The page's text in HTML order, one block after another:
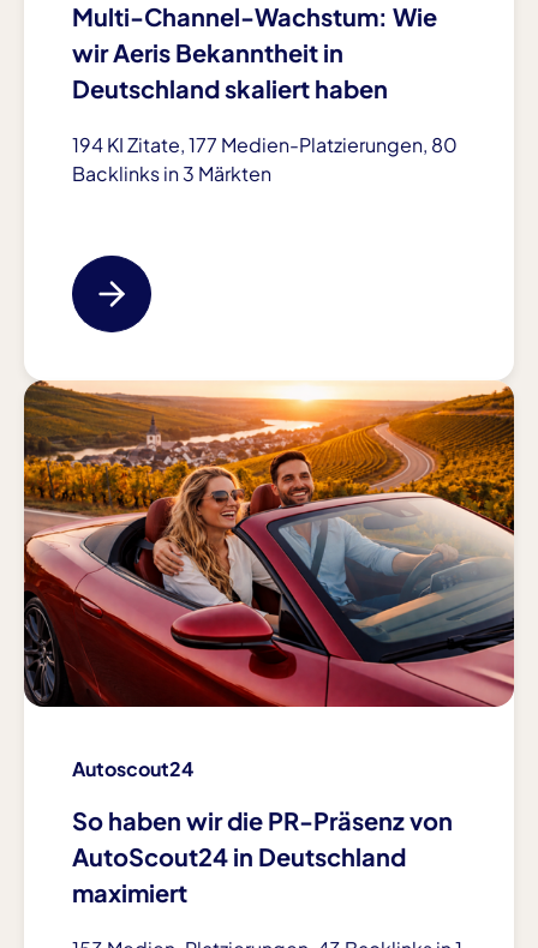
Multi-Channel-Wachstum: Wie
wir Aeris Bekanntheit in
Deutschland skaliert haben
194 KI Zitate, 177 Medien-Platzierungen, 80
Backlinks in 3 Märkten
Autoscout24
So haben wir die PR-Präsenz von
AutoScout24 in Deutschland
maximiert
ANALYTICS
Google Analytics
Name:
_ga, ga*, _gid, _gat
Zweck:
Analyse des Nutzerverhaltens zur Verbesserung
der Website (Seitenaufrufe, Sitzungen,
Cookie Laufzeit:
1 Tag – 2 Jahre
Google Tag Manager
Anbieter:
Google Ireland Limited
Zweck:
Verwaltung und Ausspielung von Tracking- und
Marketing-Tags
MARKETING
Meta Pixel
Name:
_fbp, fr